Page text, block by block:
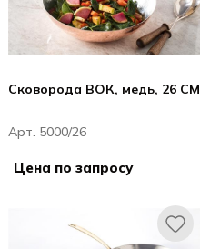
Сковорода ВОК, медь, 26 CM
Арт. 5000/26
Цена по запросу